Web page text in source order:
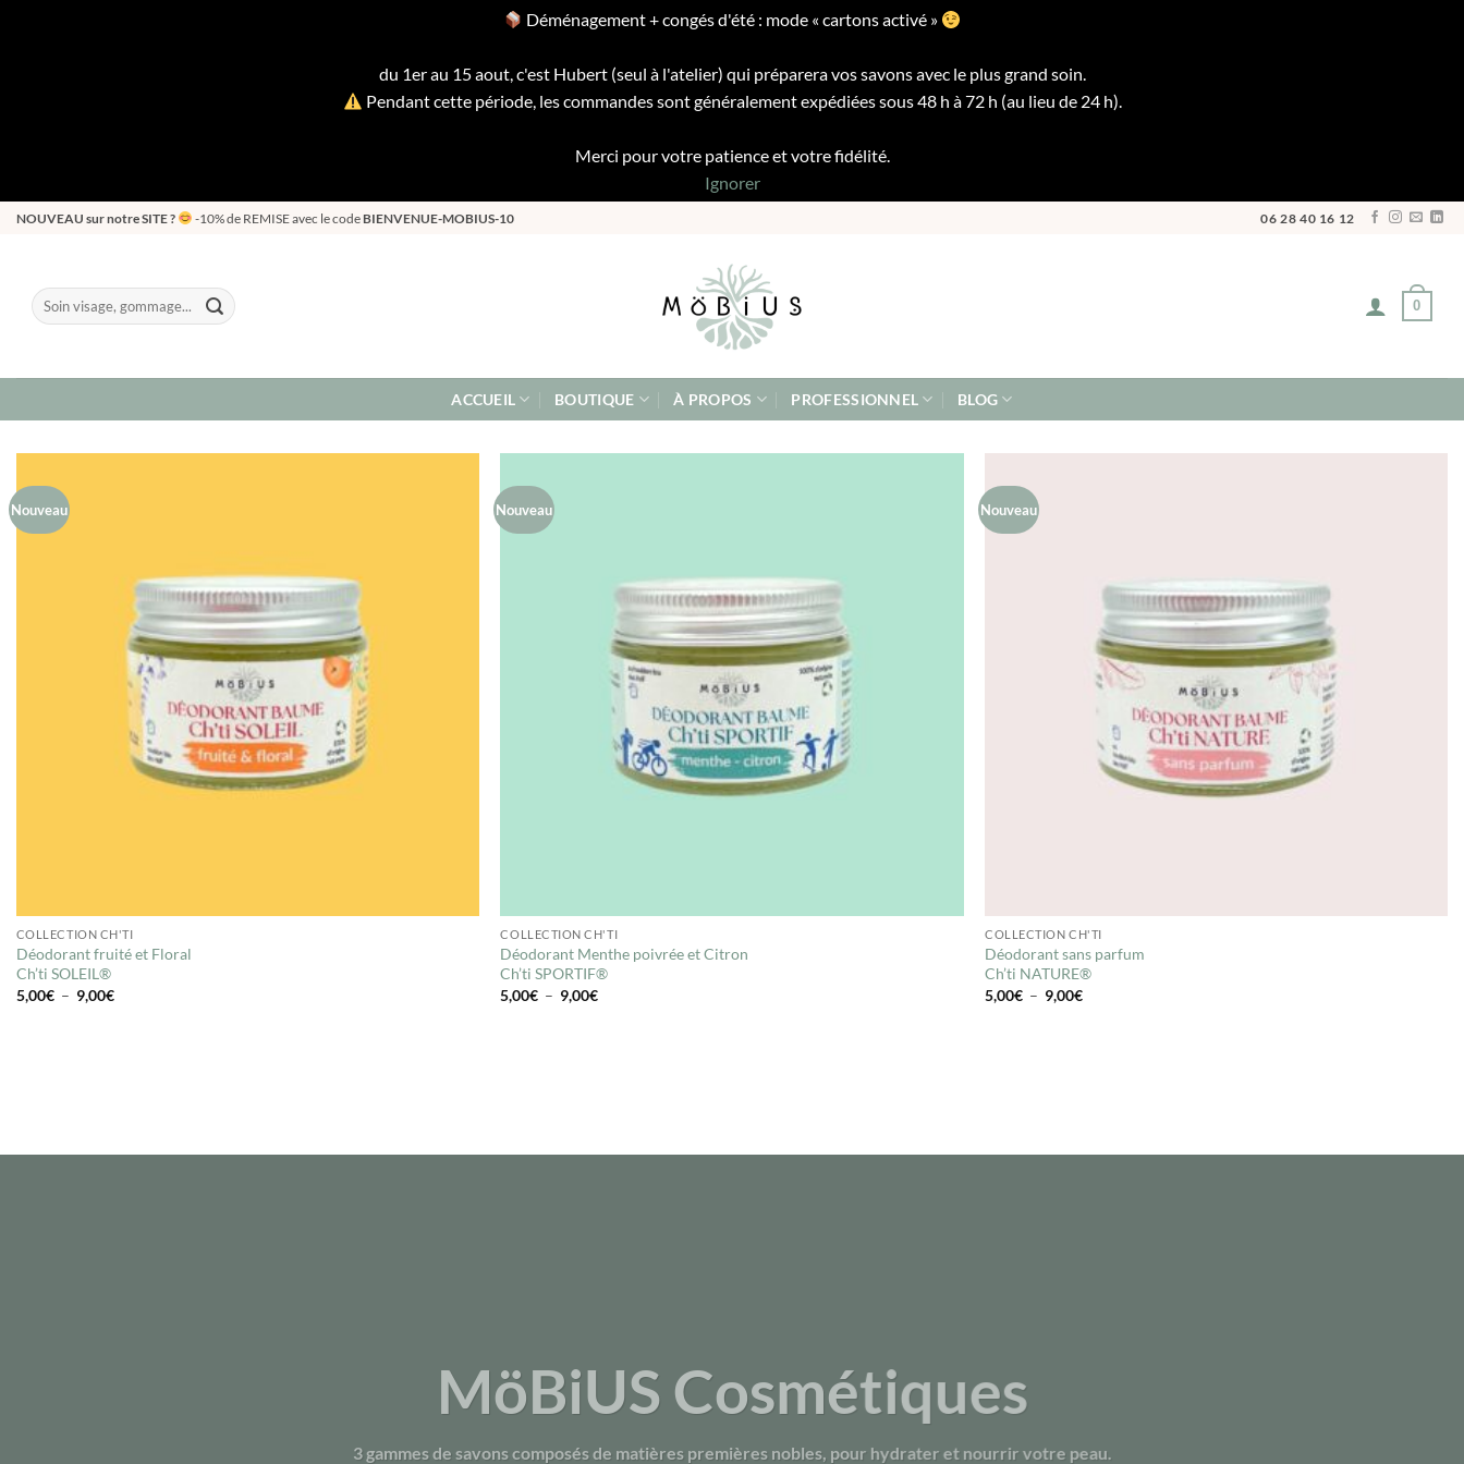
Déménagement + congés d'été : mode « cartons activé »
du 1er au 15 aout, c'est Hubert (seul à l'atelier) qui préparera vos savons avec le plus grand soin.
Pendant cette période, les commandes sont généralement expédiées sous 48 h à 72 h (au lieu de 24 h).
Merci pour votre patience et votre fidélité.
Ignorer
Passer
NOUVEAU sur notre SITE ? -10% de REMISE avec le code BIENVENUE-MOBIUS-10 06 28 40 16 12
Recherche
pour :
0
ACCUEIL BOUTIQUE À PROPOS PROFESSIONNEL BLOG
Nouveau
COLLECTION CH'TI
Déodorant fruité et Floral
Ch’ti SOLEIL®
5,00€ – 9,00€Plage
Nouveau
COLLECTION CH'TI
Déodorant Menthe poivrée et Citron
Ch’ti SPORTIF®
5,00€ – 9,00€Plage
Nouveau
COLLECTION CH'TI
Déodorant sans parfum
Ch’ti NATURE®
5,00€ – 9,00€Plage
MöBiUS Cosmétiques
3 gammes de savons composés de matières premières nobles, pour hydrater et nourrir votre peau.